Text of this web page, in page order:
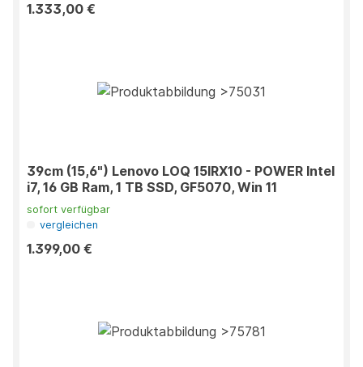
1.333,00 €
39cm (15,6") Lenovo LOQ 15IRX10 - POWER Intel
i7, 16 GB Ram, 1 TB SSD, GF5070, Win 11
sofort verfügbar
vergleichen
1.399,00 €